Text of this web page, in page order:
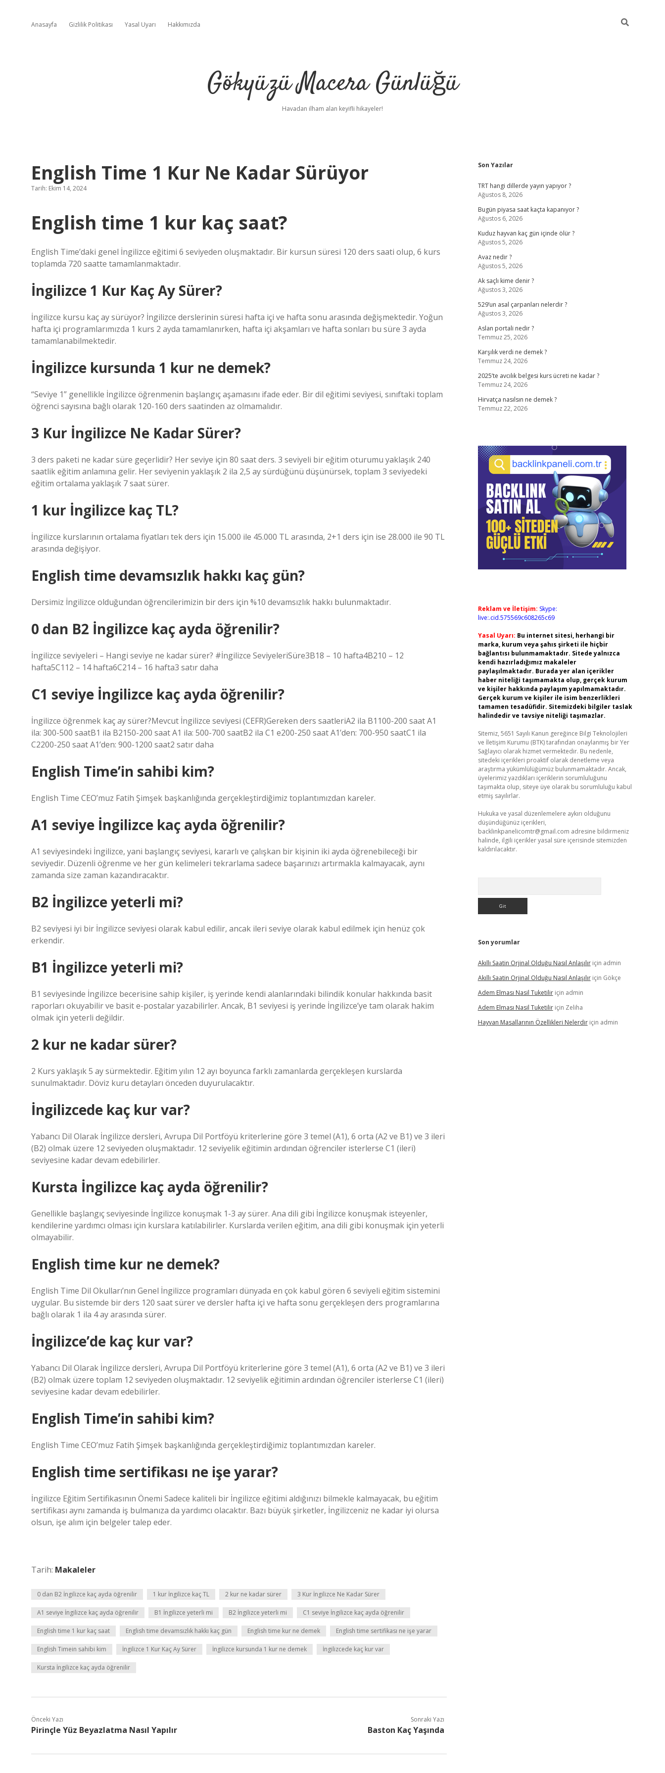
Anasayfa Gizlilik Politikası Yasal Uyarı Hakkımızda
Gökyüzü Macera Günlüğü
Havadan ilham alan keyifli hikayeler!
English Time 1 Kur Ne Kadar Sürüyor
Tarih: Ekim 14, 2024
English time 1 kur kaç saat?
English Time’daki genel İngilizce eğitimi 6 seviyeden oluşmaktadır. Bir kursun süresi 120 ders saati olup, 6 kurs
toplamda 720 saatte tamamlanmaktadır.
İngilizce 1 Kur Kaç Ay Sürer?
İngilizce kursu kaç ay sürüyor? İngilizce derslerinin süresi hafta içi ve hafta sonu arasında değişmektedir. Yoğun
hafta içi programlarımızda 1 kurs 2 ayda tamamlanırken, hafta içi akşamları ve hafta sonları bu süre 3 ayda
tamamlanabilmektedir.
İngilizce kursunda 1 kur ne demek?
“Seviye 1” genellikle İngilizce öğrenmenin başlangıç ​​aşamasını ifade eder. Bir dil eğitimi seviyesi, sınıftaki toplam
öğrenci sayısına bağlı olarak 120-160 ders saatinden az olmamalıdır.
3 Kur İngilizce Ne Kadar Sürer?
3 ders paketi ne kadar süre geçerlidir? Her seviye için 80 saat ders. 3 seviyeli bir eğitim oturumu yaklaşık 240
saatlik eğitim anlamına gelir. Her seviyenin yaklaşık 2 ila 2,5 ay sürdüğünü düşünürsek, toplam 3 seviyedeki
eğitim ortalama yaklaşık 7 saat sürer.
1 kur İngilizce kaç TL?
İngilizce kurslarının ortalama fiyatları tek ders için 15.000 ile 45.000 TL arasında, 2+1 ders için ise 28.000 ile 90 TL
arasında değişiyor.
English time devamsızlık hakkı kaç gün?
Dersimiz İngilizce olduğundan öğrencilerimizin bir ders için %10 devamsızlık hakkı bulunmaktadır.
0 dan B2 İngilizce kaç ayda öğrenilir?
İngilizce seviyeleri – Hangi seviye ne kadar sürer? #İngilizce SeviyeleriSüre3B18 – 10 hafta4B210 – 12
hafta5C112 – 14 hafta6C214 – 16 hafta3 satır daha
C1 seviye İngilizce kaç ayda öğrenilir?
İngilizce öğrenmek kaç ay sürer?Mevcut İngilizce seviyesi (CEFR)Gereken ders saatleriA2 ila B1100-200 saat A1
ila: 300-500 saatB1 ila B2150-200 saat A1 ila: 500-700 saatB2 ila C1 e200-250 saat A1’den: 700-950 saatC1 ila
C2200-250 saat A1’den: 900-1200 saat2 satır daha
English Time’in sahibi kim?
English Time CEO’muz Fatih Şimşek başkanlığında gerçekleştirdiğimiz toplantımızdan kareler.
A1 seviye İngilizce kaç ayda öğrenilir?
A1 seviyesindeki İngilizce, yani başlangıç ​​seviyesi, kararlı ve çalışkan bir kişinin iki ayda öğrenebileceği bir
seviyedir. Düzenli öğrenme ve her gün kelimeleri tekrarlama sadece başarınızı artırmakla kalmayacak, aynı
zamanda size zaman kazandıracaktır.
B2 İngilizce yeterli mi?
B2 seviyesi iyi bir İngilizce seviyesi olarak kabul edilir, ancak ileri seviye olarak kabul edilmek için henüz çok
erkendir.
B1 İngilizce yeterli mi?
B1 seviyesinde İngilizce becerisine sahip kişiler, iş yerinde kendi alanlarındaki bilindik konular hakkında basit
raporları okuyabilir ve basit e-postalar yazabilirler. Ancak, B1 seviyesi iş yerinde İngilizce’ye tam olarak hakim
olmak için yeterli değildir.
2 kur ne kadar sürer?
2 Kurs yaklaşık 5 ay sürmektedir. Eğitim yılın 12 ayı boyunca farklı zamanlarda gerçekleşen kurslarda
sunulmaktadır. Döviz kuru detayları önceden duyurulacaktır.
İngilizcede kaç kur var?
Yabancı Dil Olarak İngilizce dersleri, Avrupa Dil Portföyü kriterlerine göre 3 temel (A1), 6 orta (A2 ve B1) ve 3 ileri
(B2) olmak üzere 12 seviyeden oluşmaktadır. 12 seviyelik eğitimin ardından öğrenciler isterlerse C1 (ileri)
seviyesine kadar devam edebilirler.
Kursta İngilizce kaç ayda öğrenilir?
Genellikle başlangıç ​​seviyesinde İngilizce konuşmak 1-3 ay sürer. Ana dili gibi İngilizce konuşmak isteyenler,
kendilerine yardımcı olması için kurslara katılabilirler. Kurslarda verilen eğitim, ana dili gibi konuşmak için yeterli
olmayabilir.
English time kur ne demek?
English Time Dil Okulları’nın Genel İngilizce programları dünyada en çok kabul gören 6 seviyeli eğitim sistemini
uygular. Bu sistemde bir ders 120 saat sürer ve dersler hafta içi ve hafta sonu gerçekleşen ders programlarına
bağlı olarak 1 ila 4 ay arasında sürer.
İngilizce’de kaç kur var?
Yabancı Dil Olarak İngilizce dersleri, Avrupa Dil Portföyü kriterlerine göre 3 temel (A1), 6 orta (A2 ve B1) ve 3 ileri
(B2) olmak üzere toplam 12 seviyeden oluşmaktadır. 12 seviyelik eğitimin ardından öğrenciler isterlerse C1 (ileri)
seviyesine kadar devam edebilirler.
English Time’in sahibi kim?
English Time CEO’muz Fatih Şimşek başkanlığında gerçekleştirdiğimiz toplantımızdan kareler.
English time sertifikası ne işe yarar?
İngilizce Eğitim Sertifikasının Önemi Sadece kaliteli bir İngilizce eğitimi aldığınızı bilmekle kalmayacak, bu eğitim
sertifikası aynı zamanda iş bulmanıza da yardımcı olacaktır. Bazı büyük şirketler, İngilizceniz ne kadar iyi olursa
olsun, işe alım için belgeler talep eder.
Tarih: Makaleler
0 dan B2 İngilizce kaç ayda öğrenilir 1 kur İngilizce kaç TL 2 kur ne kadar sürer 3 Kur İngilizce Ne Kadar Sürer
A1 seviye İngilizce kaç ayda öğrenilir B1 İngilizce yeterli mi B2 İngilizce yeterli mi C1 seviye İngilizce kaç ayda öğrenilir
English time 1 kur kaç saat English time devamsızlık hakkı kaç gün English time kur ne demek English time sertifikası ne işe yarar
English Timein sahibi kim İngilizce 1 Kur Kaç Ay Sürer İngilizce kursunda 1 kur ne demek İngilizcede kaç kur var
Kursta İngilizce kaç ayda öğrenilir
Önceki Yazı
Pirinçle Yüz Beyazlatma Nasıl Yapılır
Sonraki Yazı
Baston Kaç Yaşında
Sidebar
Son Yazılar
TRT hangi dillerde yayın yapıyor ?
Ağustos 8, 2026
Bugün piyasa saat kaçta kapanıyor ?
Ağustos 6, 2026
Kuduz hayvan kaç gün içinde ölür ?
Ağustos 5, 2026
Avaz nedir ?
Ağustos 5, 2026
Ak saçlı kime denir ?
Ağustos 3, 2026
529’un asal çarpanları nelerdir ?
Ağustos 3, 2026
Aslan portali nedir ?
Temmuz 25, 2026
Karşılık verdi ne demek ?
Temmuz 24, 2026
2025’te avcılık belgesi kurs ücreti ne kadar ?
Temmuz 24, 2026
Hirvatça nasılsın ne demek ?
Temmuz 22, 2026
Reklam ve İletişim: Skype:
live:.cid.575569c608265c69
Yasal Uyarı: Bu internet sitesi, herhangi bir
marka, kurum veya şahıs şirketi ile hiçbir
bağlantısı bulunmamaktadır. Sitede yalnızca
kendi hazırladığımız makaleler
paylaşılmaktadır. Burada yer alan içerikler
haber niteliği taşımamakta olup, gerçek kurum
ve kişiler hakkında paylaşım yapılmamaktadır.
Gerçek kurum ve kişiler ile isim benzerlikleri
tamamen tesadüfidir. Sitemizdeki bilgiler taslak
halindedir ve tavsiye niteliği taşımazlar.
Sitemiz, 5651 Sayılı Kanun gereğince Bilgi Teknolojileri
ve İletişim Kurumu (BTK) tarafından onaylanmış bir Yer
Sağlayıcı olarak hizmet vermektedir. Bu nedenle,
sitedeki içerikleri proaktif olarak denetleme veya
araştırma yükümlülüğümüz bulunmamaktadır. Ancak,
üyelerimiz yazdıkları içeriklerin sorumluluğunu
taşımakta olup, siteye üye olarak bu sorumluluğu kabul
etmiş sayılırlar.
Hukuka ve yasal düzenlemelere aykırı olduğunu
düşündüğünüz içerikleri,
backlinkpanelicomtr@gmail.com adresine bildirmeniz
halinde, ilgili içerikler yasal süre içerisinde sitemizden
kaldırılacaktır.
Son yorumlar
Akıllı Saatin Orjinal Olduğu Nasıl Anlaşılıriçin admin
Akıllı Saatin Orjinal Olduğu Nasıl Anlaşılıriçin Gökçe
Adem Elması Nasil Tuketiliriçin admin
Adem Elması Nasil Tuketiliriçin Zeliha
Hayvan Masallarının Özellikleri Nelerdiriçin admin